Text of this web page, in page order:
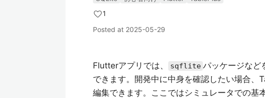
1
Posted at 2025-05-29
Flutterアプリでは、 sqflite パッケージなど
できます。開発中に中身を確認したい場合、
編集できます。ここではシミュレータでの基